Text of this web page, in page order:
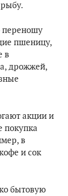
переношу
пшеницу,
в
дрожжей,
акции и
покупка
в
и сок
бытовую